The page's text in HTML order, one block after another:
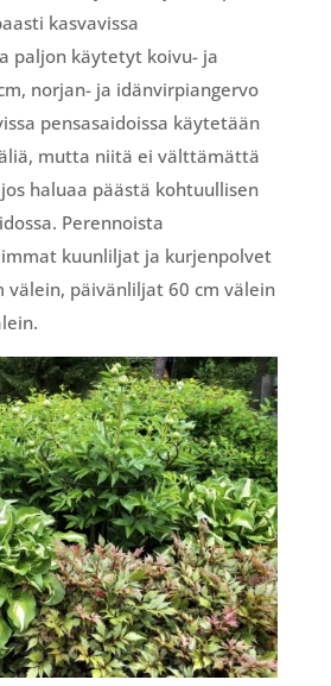
kasvavissa
paljon käytetyt koivu- ja
norjan- ja idänvirpiangervo
pensasaidoissa käytetään
mutta niitä ei välttämättä
haluaa päästä kohtuullisen
Perennoista
kuunliljat ja kurjenpolvet
välein, päivänliljat 60 cm välein